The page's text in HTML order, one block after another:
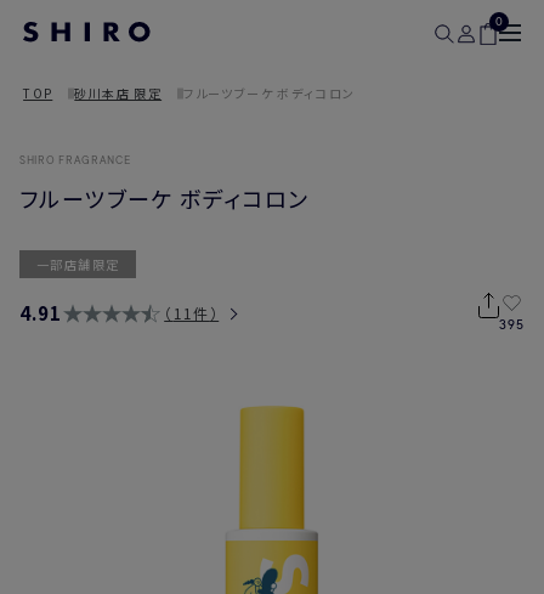
0
TOP 砂川本店 限定 フルーツブーケ ボディコロン
SHIRO FRAGRANCE
フルーツブーケ ボディコロン
一部店舗限定
4.91 11件
395